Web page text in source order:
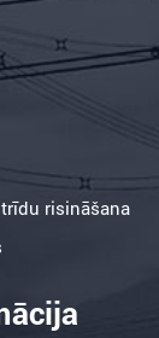
risināšana